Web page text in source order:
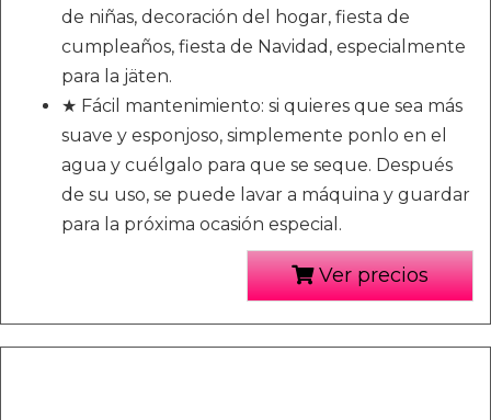
de niñas, decoración del hogar, fiesta de
cumpleaños, fiesta de Navidad, especialmente
para la jäten.
★ Fácil mantenimiento: si quieres que sea más
suave y esponjoso, simplemente ponlo en el
agua y cuélgalo para que se seque. Después
de su uso, se puede lavar a máquina y guardar
para la próxima ocasión especial.
Ver precios